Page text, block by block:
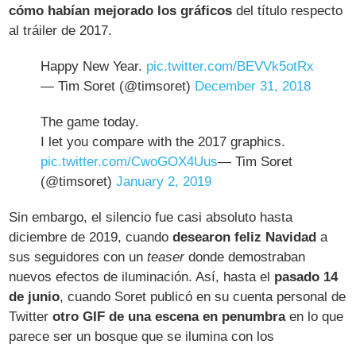
cómo habían mejorado los gráficos del título respecto
al tráiler de 2017.
Happy New Year. pic.twitter.com/BEVVk5otRx
— Tim Soret (@timsoret) December 31, 2018
The game today.
I let you compare with the 2017 graphics.
pic.twitter.com/CwoGOX4Uus— Tim Soret
(@timsoret)January 2, 2019
Sin embargo, el silencio fue casi absoluto hasta
diciembre de 2019, cuandodesearon feliz Navidad a
sus seguidores con unteaserdonde demostraban
nuevos efectos de iluminación. Así, hasta el pasado 14
de junio, cuando Soret publicó en su cuenta personal de
Twitterotro GIF de una escena en penumbraen lo que
parece ser un bosque que se ilumina con los